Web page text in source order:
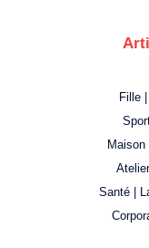
Fille
Santé |